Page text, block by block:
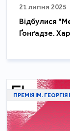
21 липня 2025
Відбулися
Ґонґадзе.
ПРЕМІЯ ІМ.